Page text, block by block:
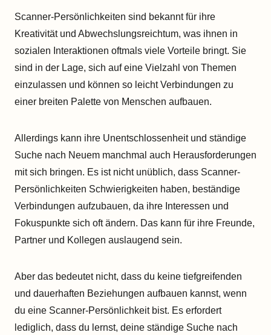
Scanner-Persönlichkeiten sind bekannt für ihre
Kreativität und Abwechslungsreichtum, was ihnen in
sozialen Interaktionen oftmals viele Vorteile bringt. Sie
sind in der Lage, sich auf eine Vielzahl von Themen
einzulassen und können so leicht Verbindungen zu
einer breiten Palette von Menschen aufbauen.
Allerdings kann ihre Unentschlossenheit und ständige
Suche nach Neuem manchmal auch Herausforderungen
mit sich bringen. Es ist nicht unüblich, dass Scanner-
Persönlichkeiten Schwierigkeiten haben, beständige
Verbindungen aufzubauen, da ihre Interessen und
Fokuspunkte sich oft ändern. Das kann für ihre Freunde,
Partner und Kollegen auslaugend sein.
Aber das bedeutet nicht, dass du keine tiefgreifenden
und dauerhaften Beziehungen aufbauen kannst, wenn
du eine Scanner-Persönlichkeit bist. Es erfordert
lediglich, dass du lernst, deine ständige Suche nach